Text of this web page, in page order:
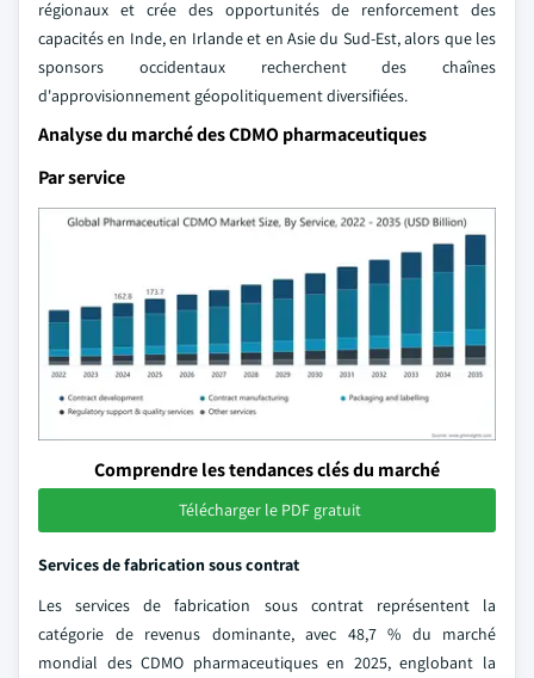
régionaux et crée des opportunités de renforcement des
capacités en Inde, en Irlande et en Asie du Sud-Est, alors que les
sponsors occidentaux recherchent des chaînes
d'approvisionnement géopolitiquement diversifiées.
Analyse du marché des CDMO pharmaceutiques
Par service
Comprendre les tendances clés du marché
Télécharger le PDF gratuit
Services de fabrication sous contrat
Les services de fabrication sous contrat représentent la
catégorie de revenus dominante, avec 48,7 % du marché
mondial des CDMO pharmaceutiques en 2025, englobant la